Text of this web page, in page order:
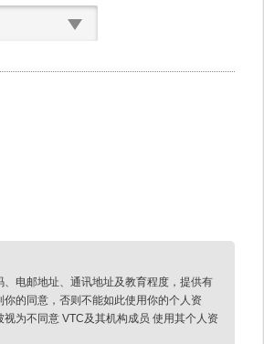
电邮地址、通讯地址及教育程度，提供有
的同意，否则不能如此使用你的个人资
为不同意 VTC及其机构成员 使用其个人资